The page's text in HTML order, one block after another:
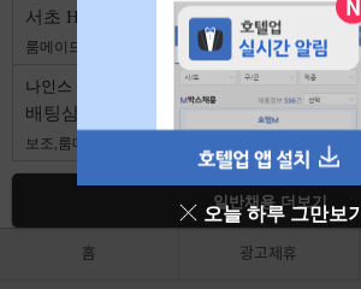
서초 H호텔, 부부팀 구합니다.
룸메이드 경력무관
나인스 호텔 서울 서초구
배팅삼촌.땜방삼촌 구인중입니다
보조,룸메이드
일반채용 더보기
오늘 하루 그만보기
홈 광고제휴